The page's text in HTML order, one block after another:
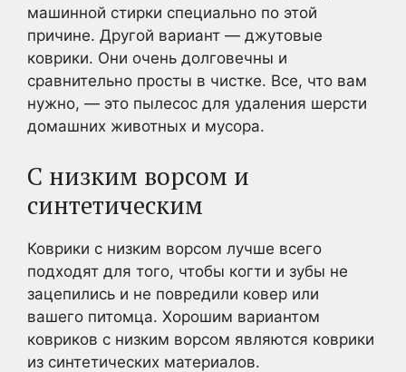
машинной стирки специально по этой
причине. Другой вариант — джутовые
коврики. Они очень долговечны и
сравнительно просты в чистке. Все, что вам
нужно, — это пылесос для удаления шерсти
домашних животных и мусора.
С низким ворсом и
синтетическим
Коврики с низким ворсом лучше всего
подходят для того, чтобы когти и зубы не
зацепились и не повредили ковер или
вашего питомца. Хорошим вариантом
ковриков с низким ворсом являются коврики
из синтетических материалов.